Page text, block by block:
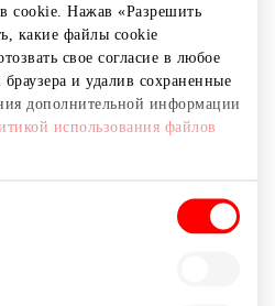
cookie. Нажав «Разрешить
какие файлы cookie
свое согласие в любое
и удалив сохраненные
дополнительной информации
использования файлов